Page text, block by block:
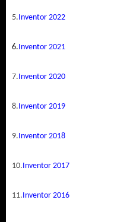
5.Inventor 2022
6.Inventor 2021
7.Inventor 2020
8.Inventor 2019
9.Inventor 2018
10.Inventor 2017
11.Inventor 2016